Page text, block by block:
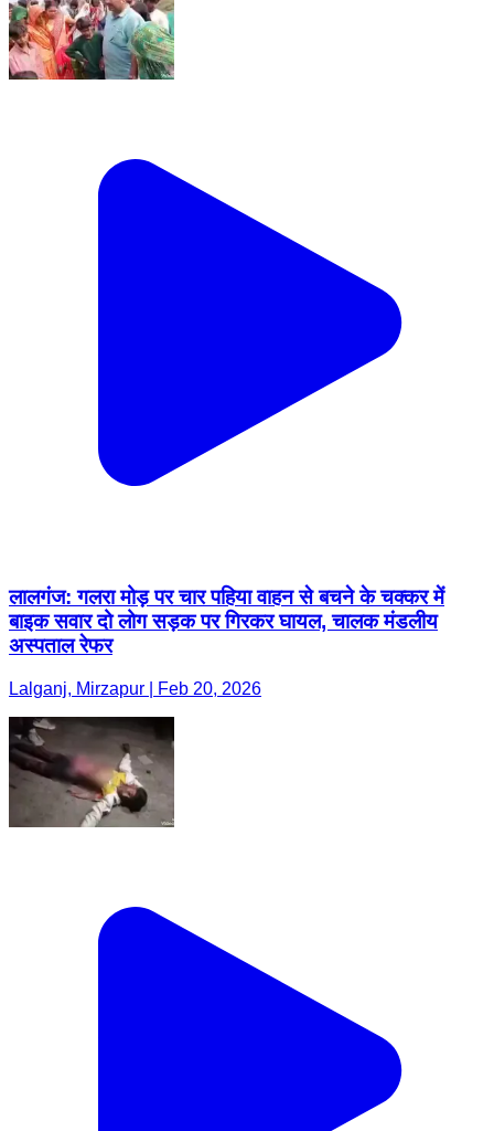
लालगंज: गलरा मोड़ पर चार पहिया वाहन से बचने के चक्कर में
बाइक सवार दो लोग सड़क पर गिरकर घायल, चालक मंडलीय
अस्पताल रेफर
Lalganj, Mirzapur | Feb 20, 2026